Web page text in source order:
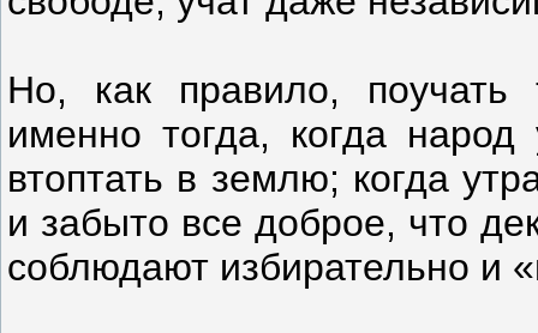
Но, как правило,
именно тогда, когда народ
втоптать в землю; когда
и забыто все доброе, что
соблюдают избирательно и